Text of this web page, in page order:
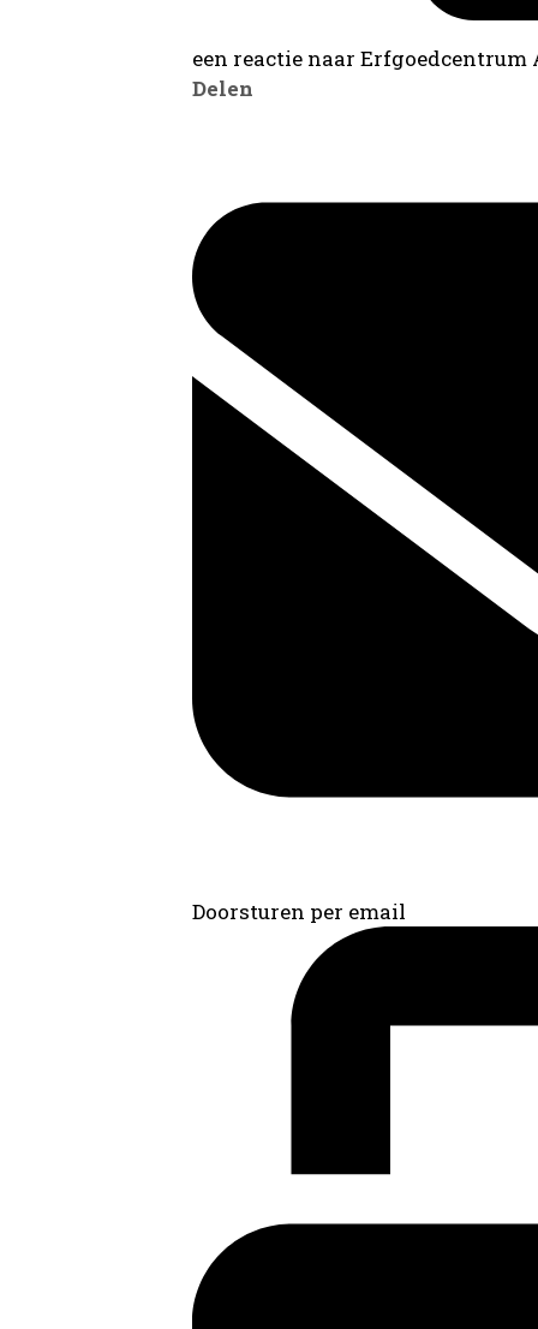
een reactie naar
Delen
Doorsturen per email